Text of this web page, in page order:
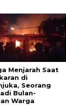
Menjarah Saat
di
Seorang
Bulan-
Warga